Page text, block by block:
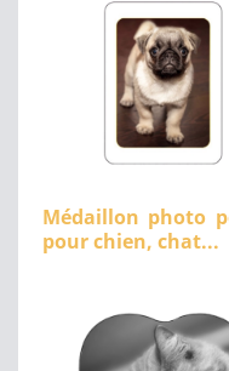
Médaillon photo
pour chien, chat...